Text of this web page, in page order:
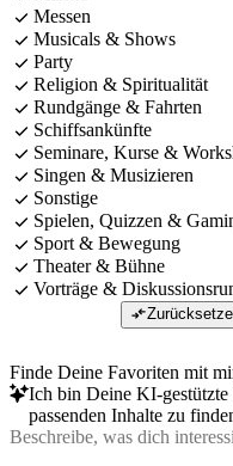
Messen
Musicals & Shows
Party
Religion & Spiritualität
Rundgänge & Fahrten
Schiffsankünfte
Seminare, Kurse &
Singen & Musizieren
Sonstige
Spielen, Quizzen &
Sport & Bewegung
Theater & Bühne
Vorträge &
Finde Deine Favoriten mit
Ich bin Deine KI-
passenden Inhalte zu